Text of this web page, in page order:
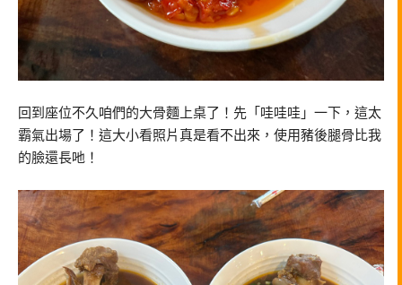
回到座位不久咱們的大骨麵上桌了！先「哇哇哇」一下，這太
霸氣出場了！這大小看照片真是看不出來，使用豬後腿骨比我
的臉還長吔！